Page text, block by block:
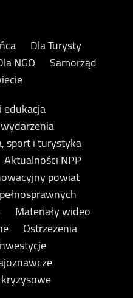
Dla Turysty
NGO
Samorząd
sport i turystyka
Aktualności NPP
powiat
Materiały wideo
Ostrzeżenia